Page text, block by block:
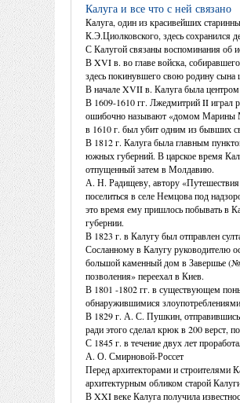
Калуга и все что с ней связано
Калуга, один из красивейших
К.Э.Циолковского, здесь сохранился
С Калугой связаны воспоминания об
В XVI в. во главе войска,
здесь покинувшего свою родину сына
В начале XVII в. Калуга была центром
В 1609-1610 гг. Лжедмитрий II играл
ошибочно называют «домом Марины
в 1610 г. был убит одним из бывших
В 1812 г. Калуга была главным
южных губерний. В царское время
отпущенный затем в Молдавию.
А. Н. Радищеву, автору «Путешествия
поселиться в селе Немцова под
это время ему пришлось побывать в
губернии.
В 1823 г. в Калугу был отправлен
Сосланному в Калугу руководителю
большой каменный дом в Завершье (№
позволения» переехал в Киев.
В 1801 -1802 гг. в существующем
обнаружившимися
В 1829 г. А. С. Пушкин, отправившись
ради этого сделал крюк в 200 верст,
С 1845 г. в течение двух лет
А. О. Смирновой-Россет
Перед архитекторами и строителями
архитектурным обликом старой
В XXI веке Калуга получила